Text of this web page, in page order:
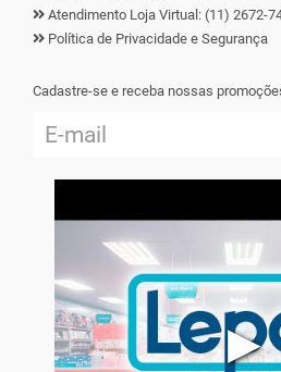
Atendimento Loja Virtual: (11) 2672-
Política de Privacidade e Segurança
Cadastre-se e receba nossas
▶